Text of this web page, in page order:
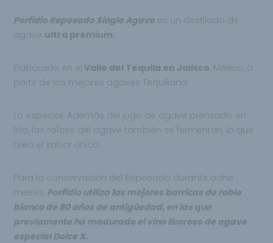
Porfidio Reposado Single Agave es un destilado de
agave ultra premium.
Elaborado en el Valle del Tequila en Jalisco, México, a
partir de los mejores agaves Tequiliana.
Lo especial: Además del jugo de agave prensado en
frío, las raíces del agave también se fermentan, lo que
crea el sabor único.
Para la conservación del Reposado durante ocho
meses, Porfidio utiliza las mejores barricas de roble
blanco de 80 años de antigüedad, en las que
previamente ha madurado el vino licoroso de agave
especial Dolce X.